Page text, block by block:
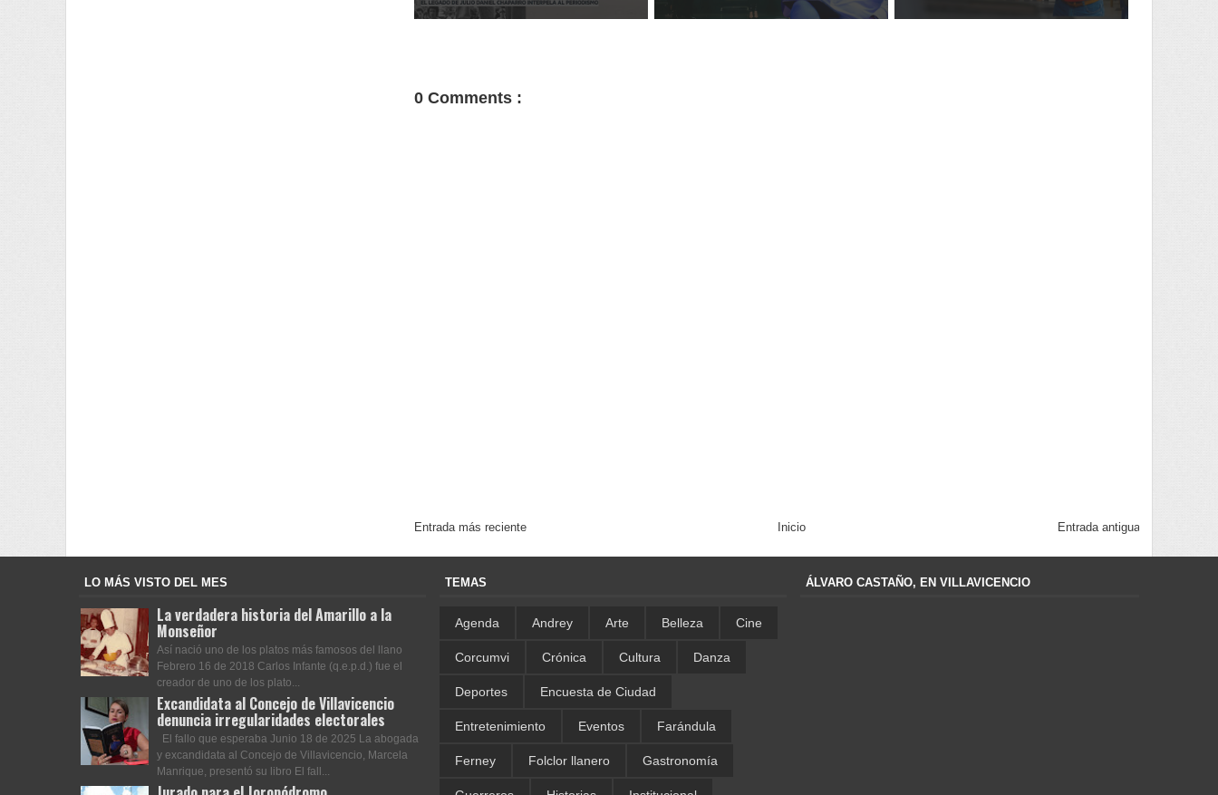
0 Comments :
Entrada más reciente Entrada antigua
Inicio
LO MÁS VISTO DEL MES
La verdadera historia del Amarillo a la
Monseñor
Así nació uno de los platos más famosos del llano
Febrero 16 de 2018 Carlos Infante (q.e.p.d.) fue el
creador de uno de los plato...
Excandidata al Concejo de Villavicencio
denuncia irregularidades electorales
El fallo que esperaba Junio 18 de 2025 La abogada
y excandidata al Concejo de Villavicencio, Marcela
Manrique, presentó su libro El fall...
TEMAS
Agenda Andrey Arte Belleza Cine
Corcumvi Crónica Cultura Danza
Deportes Encuesta de Ciudad
Entretenimiento Eventos Farándula
Ferney Folclor llanero Gastronomía
ÁLVARO CASTAÑO, EN VILLAVICENCIO